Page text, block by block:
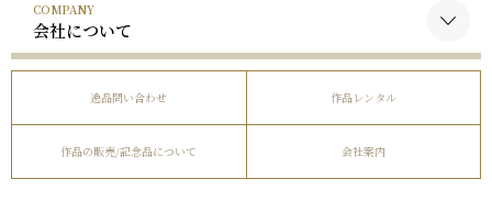
略歴
受賞歴
黒木国昭の作品
谷口榮の作品
COMPANY
会社について
社長挨拶
逸品問い合わせ 作品レンタル
作品の販売/記念品について 会社案内